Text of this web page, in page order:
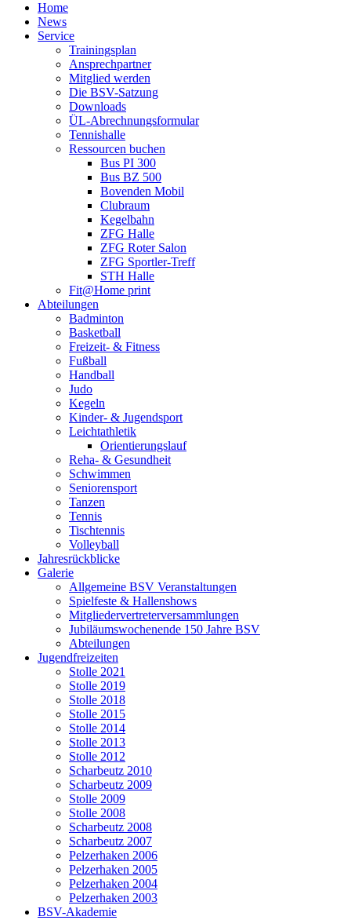
Home
News
Service
Trainingsplan
Ansprechpartner
Mitglied werden
Die BSV-Satzung
Downloads
ÜL-Abrechnungsformular
Tennishalle
Ressourcen buchen
Bus PI 300
Bus BZ 500
Bovenden Mobil
Clubraum
Kegelbahn
ZFG Halle
ZFG Roter Salon
ZFG Sportler-Treff
STH Halle
Fit@Home print
Abteilungen
Badminton
Basketball
Freizeit- & Fitness
Fußball
Handball
Judo
Kegeln
Kinder- & Jugendsport
Leichtathletik
Orientierungslauf
Reha- & Gesundheit
Schwimmen
Seniorensport
Tanzen
Tennis
Tischtennis
Volleyball
Jahresrückblicke
Galerie
Allgemeine BSV Veranstaltungen
Spielfeste & Hallenshows
Mitgliedervertreterversammlungen
Jubiläumswochenende 150 Jahre BSV
Abteilungen
Jugendfreizeiten
Stolle 2021
Stolle 2019
Stolle 2018
Stolle 2015
Stolle 2014
Stolle 2013
Stolle 2012
Scharbeutz 2010
Scharbeutz 2009
Stolle 2009
Stolle 2008
Scharbeutz 2008
Scharbeutz 2007
Pelzerhaken 2006
Pelzerhaken 2005
Pelzerhaken 2004
Pelzerhaken 2003
BSV-Akademie